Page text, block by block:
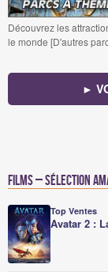
Découvrez les
le monde [D'autres
►
Films – Sélection
Top Ventes
Avatar 2 :